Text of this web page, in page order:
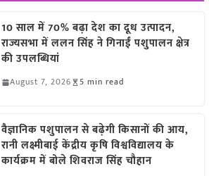
10 साल में 70% बढ़ा देश का दूध उत्पादन,
राज्यसभा में ललन सिंह ने गिनाईं पशुपालन क्षेत्र
की उपलब्धियां
August 7, 2026 5 min read
वैज्ञानिक पशुपालन से बढ़ेगी किसानों की आय,
रानी लक्ष्मीबाई केंद्रीय कृषि विश्वविद्यालय के
कार्यक्रम में बोले शिवराज सिंह चौहान